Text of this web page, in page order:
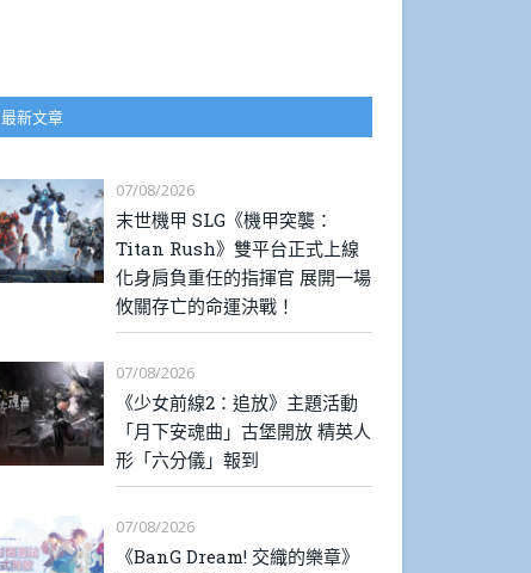
最新文章
07/08/2026
末世機甲 SLG《機甲突襲：
Titan Rush》雙平台正式上線
化身肩負重任的指揮官 展開一場
攸關存亡的命運決戰！
07/08/2026
《少女前線2：追放》主題活動
「月下安魂曲」古堡開放 精英人
形「六分儀」報到
07/08/2026
《BanG Dream! 交織的樂章》